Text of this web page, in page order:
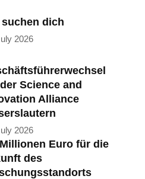
dich
2026
Science and
Alliance
2026
Euro für die
des